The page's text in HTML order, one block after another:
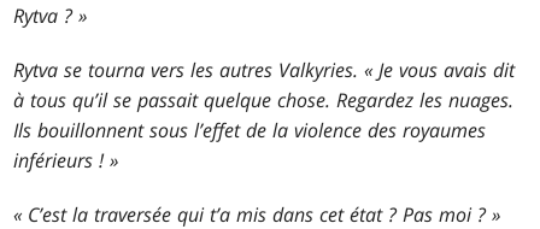
Rytva ? »
Rytva se tourna vers les autres Valkyries. « Je vous avais dit
à tous qu’il se passait quelque chose. Regardez les nuages.
Ils bouillonnent sous l’effet de la violence des royaumes
inférieurs ! »
« C’est la traversée qui t’a mis dans cet état ? Pas moi ? »